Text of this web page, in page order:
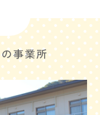
事業所